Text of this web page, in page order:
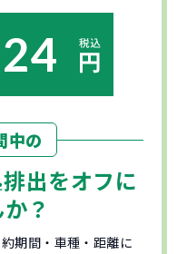
中の
排出をオフに
？
期間・車種・距離に